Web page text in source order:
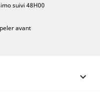
suivi 48H00
avant
